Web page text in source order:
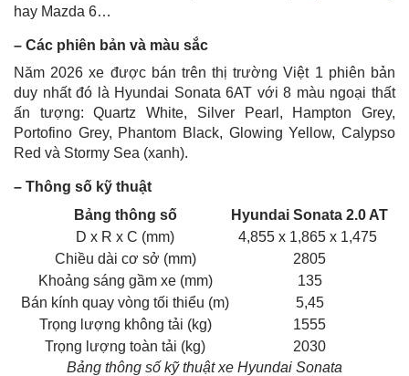
hay Mazda 6…
– Các phiên bản và màu sắc
Năm 2026 xe được bán trên thị trường Việt 1 phiên bản
duy nhất đó là Hyundai Sonata 6AT với 8 màu ngoại thất
ấn tượng: Quartz White, Silver Pearl, Hampton Grey,
Portofino Grey, Phantom Black, Glowing Yellow, Calypso
Red và Stormy Sea (xanh).
– Thông số kỹ thuật
Bảng thông số
Hyundai Sonata 2.0 AT
D x R x C (mm)
4,855 x 1,865 x 1,475
Chiều dài cơ sở (mm)
2805
Khoảng sáng gầm xe (mm)
135
Bán kính quay vòng tối thiểu (m)
5,45
Trọng lượng không tải (kg)
1555
Trọng lượng toàn tải (kg)
2030
Bảng thông số kỹ thuật xe Hyundai Sonata